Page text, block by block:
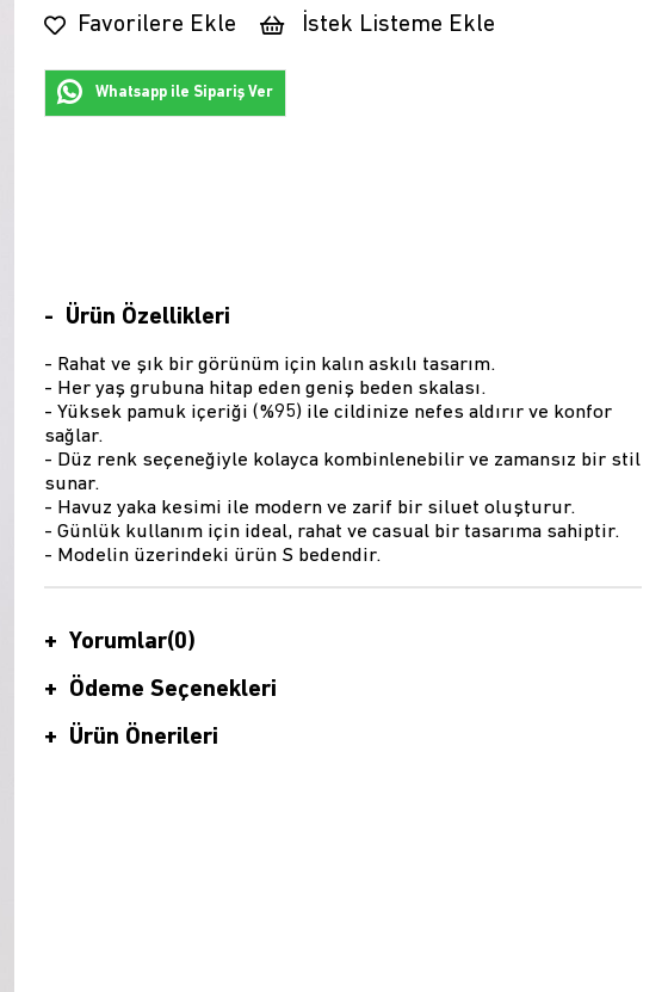
Favorilere Ekle İstek Listeme Ekle
Whatsapp ile Sipariş Ver
Ürün Özellikleri
- Rahat ve şık bir görünüm için kalın askılı tasarım.
- Her yaş grubuna hitap eden geniş beden skalası.
- Yüksek pamuk içeriği (%95) ile cildinize nefes aldırır ve konfor
sağlar.
- Düz renk seçeneğiyle kolayca kombinlenebilir ve zamansız bir stil
sunar.
- Havuz yaka kesimi ile modern ve zarif bir siluet oluşturur.
- Günlük kullanım için ideal, rahat ve casual bir tasarıma sahiptir.
- Modelin üzerindeki ürün S bedendir.
Yorumlar(0)
Ödeme Seçenekleri
Ürün Önerileri